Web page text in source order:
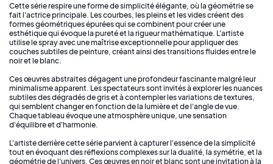
Cette série respire une forme de simplicité élégante, où la géométrie se
fait l'actrice principale. Les courbes, les pleins et les vides créent des
formes géométriques épurées qui se combinent pour créer une
esthétique qui évoque la pureté et la rigueur mathématique. L'artiste
utilise le spray avec une maîtrise exceptionnelle pour appliquer des
couches subtiles de peinture, créant ainsi des transitions fluides entre le
noir et le blanc.
Ces œuvres abstraites dégagent une profondeur fascinante malgré leur
minimalisme apparent. Les spectateurs sont invités à explorer les nuances
subtiles des dégradés de gris et à contempler les variations de textures,
qui semblent changer en fonction de la lumière et de l'angle de vue.
Chaque tableau évoque une atmosphère unique, une sensation
d'équilibre et d'harmonie.
L'artiste derrière cette série parvient à capturer l'essence de la simplicité
tout en évoquant des réflexions complexes sur la dualité, la symétrie, et la
géométrie de l'univers. Ces œuvres en noir et blanc sont une invitation à la